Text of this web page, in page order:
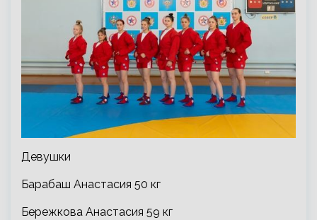
Девушки
Барабаш Анастасия 50 кг
Бережкова Анастасия 59 кг